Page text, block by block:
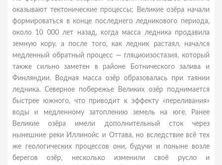
оказывают тектонические процессы; Великие озёра начали
формироваться в конце последнего ледникового периода,
около 10 000 лет назад, когда масса ледника продавила
земную кору, а после того, как ледник растаял, начался
медленный обратный процесс — гляциоизостазия, который
также сильно заметен в районе Ботнического залива и
Финляндии. Водная масса озёр образовалась при таянии
ледника. Северное побережье Великих озёр поднимается
быстрее южного, что приводит к эффекту «переливания»
воды и медленному затоплению земель на юге. Ранее
Великие озёра имели дополнительный сток через
нынешние реки Иллинойс и Оттава, но вследствие всё тех
же геологических процессов они, будучи и поныне возле
берегов озёр, несколько изменили своё русло и